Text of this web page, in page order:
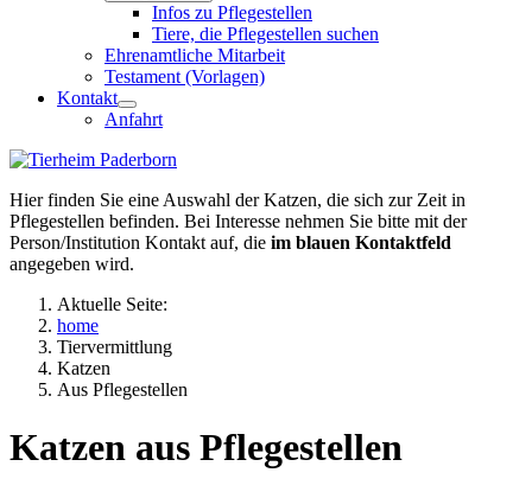
Infos zu Pflegestellen
Tiere, die Pflegestellen suchen
Ehrenamtliche Mitarbeit
Testament (Vorlagen)
Kontakt
Anfahrt
Hier finden Sie eine Auswahl der Katzen, die sich zur Zeit in
Pflegestellen befinden. Bei Interesse nehmen Sie bitte mit der
Person/Institution Kontakt auf, die im blauen Kontaktfeld
angegeben wird.
Aktuelle Seite:
home
Tiervermittlung
Katzen
Aus Pflegestellen
Katzen aus Pflegestellen